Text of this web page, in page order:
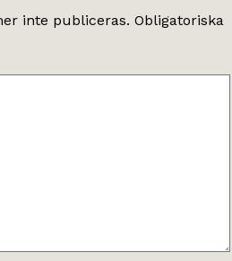
inte publiceras. Obligatoriska